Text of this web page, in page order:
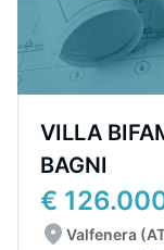
VILLA
BAGNI
€
Valfenera